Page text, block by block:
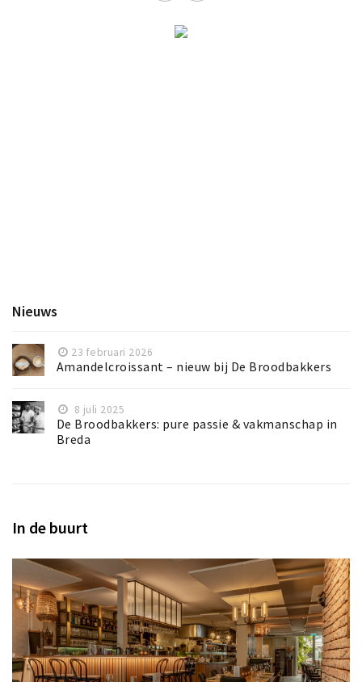
Nieuws
23 februari 2026
Amandelcroissant – nieuw bij De Broodbakkers
8 juli 2025
De Broodbakkers: pure passie & vakmanschap in
Breda
In de buurt